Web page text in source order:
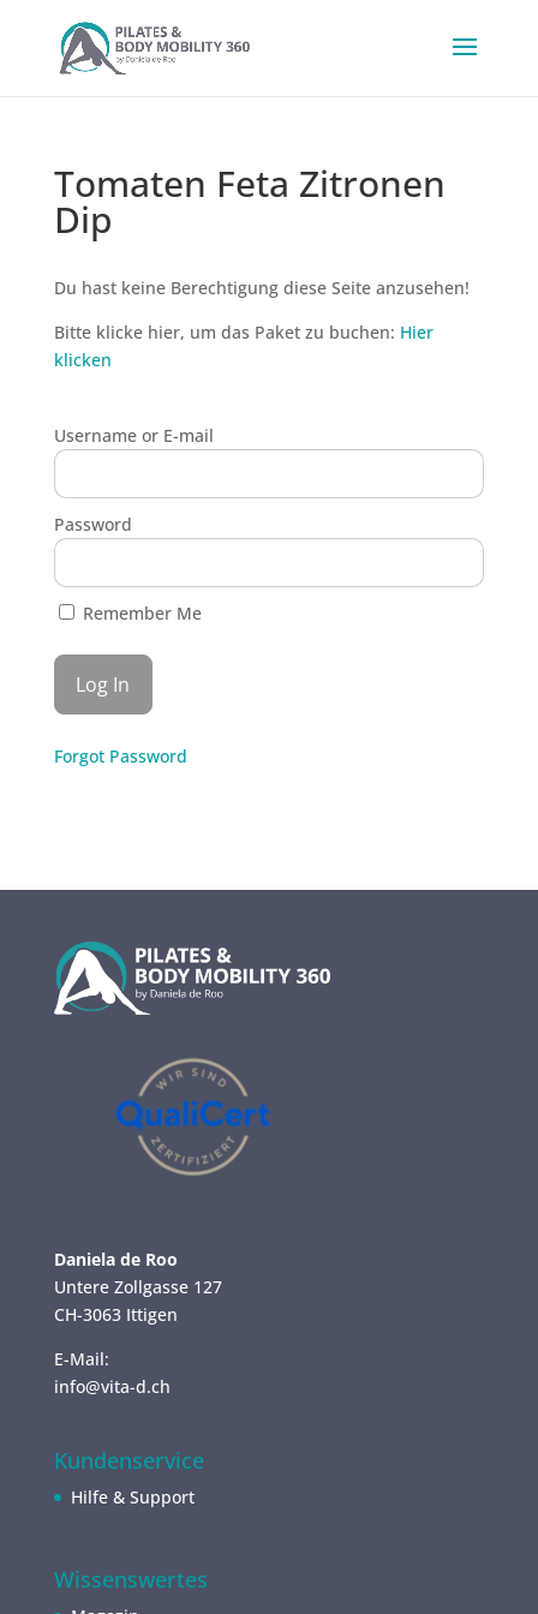
Tomaten Feta Zitronen
Dip
Du hast keine Berechtigung diese Seite anzusehen!
Bitte klicke hier, um das Paket zu buchen: Hier
klicken
Username or E-mail
Password
Remember Me
Forgot Password
Daniela de Roo
Untere Zollgasse 127
CH-3063 Ittigen
E-Mail:
info@vita-d.ch
Kundenservice
Hilfe & Support
Wissenswertes